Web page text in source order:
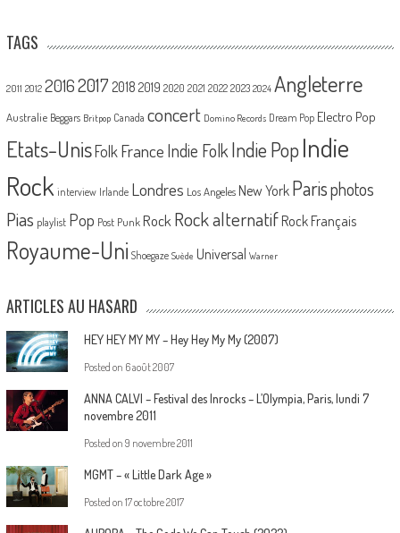
TAGS
2011 2012 20162017 2018 2019 2020 2021 2022 2023 2024 Angleterre
Australie Beggars Britpop Canada concert Domino Records Dream Pop Electro Pop
Etats-UnisFolk France Indie Folk Indie PopIndie
Rock interview Irlande Londres Los Angeles New York Parisphotos
Pias playlist Pop Post Punk Rock Rock alternatif Rock Français
Royaume-Uni Shoegaze Suède Universal Warner
ARTICLES AU HASARD
HEY HEY MY MY – Hey Hey My My (2007)
Posted on 6 août 2007
ANNA CALVI – Festival des Inrocks – L’Olympia, Paris, lundi 7
novembre 2011
Posted on 9 novembre 2011
MGMT – « Little Dark Age »
Posted on 17 octobre 2017